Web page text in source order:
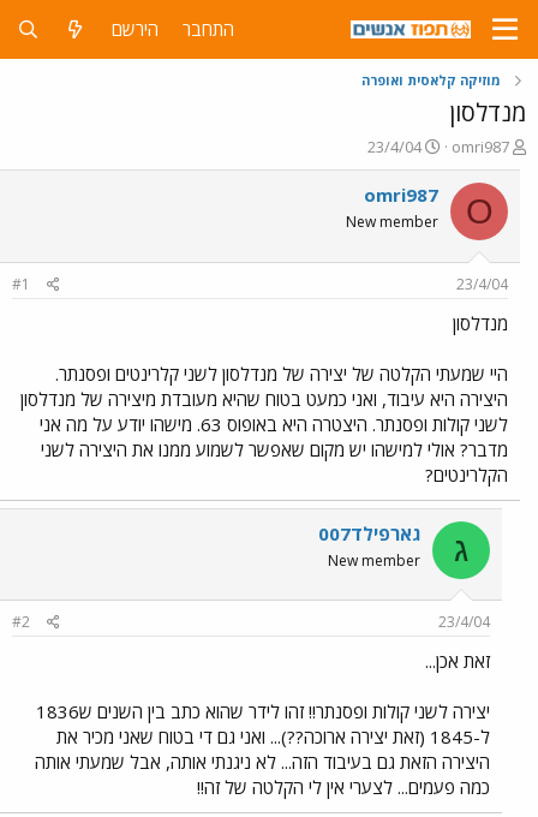
התחבר הירשם
מוזיקה קלאסית ואופרה
מנדלסון
פ
ו
ת
ח
ה
ש
א
omri987
פ
ו
ר
ס
ם
23/4/04
O
omri987
New member
23/4/04
#1
מנדלסון
היי שמעתי הקלטה של יצירה של מנדלסון לשני קלרינטים ופסנתר.
היצירה היא עיבוד, ואני כמעט בטוח שהיא מעובדת מיצירה של מנדלסון
לשני קולות ופסנתר. היצטרה היא באופוס 63. מישהו יודע על מה אני
מדבר? אולי למישהו יש מקום שאפשר לשמוע ממנו את היצירה לשני
הקלרינטים?
ג גארפילד007
New member
23/4/04
#2
זאת אכן...
יצירה לשני קולות ופסנתר!! זהו לידר שהוא כתב בין השנים ש1836
ל-1845 (זאת יצירה ארוכה??)... ואני גם די בטוח שאני מכיר את
היצירה הזאת גם בעיבוד הזה... לא ניגנתי אותה, אבל שמעתי אותה
כמה פעמים... לצערי אין לי הקלטה של זה!!